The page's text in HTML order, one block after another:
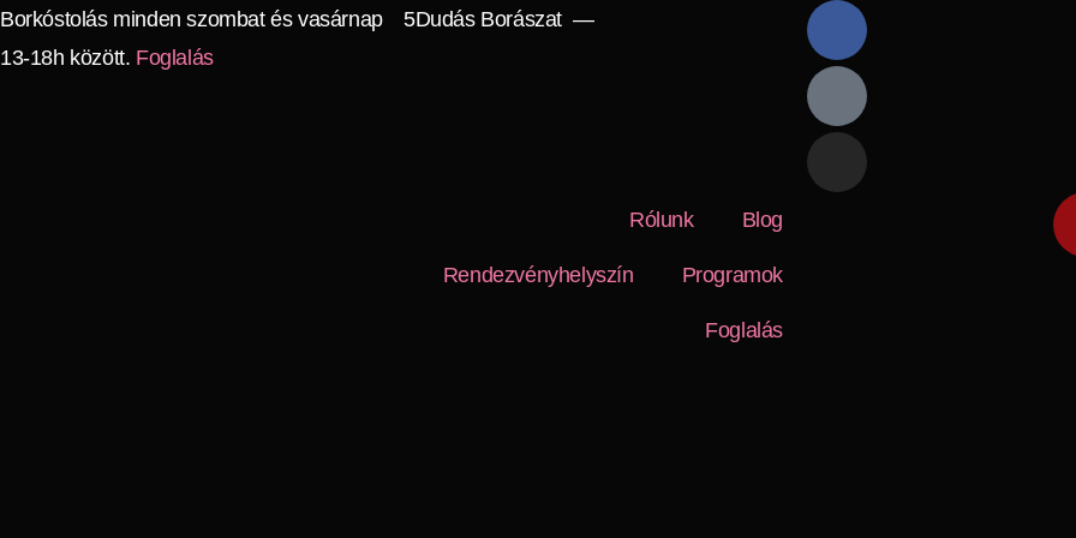
Borkóstolás minden szombat és vasárnap
13-18h között. Foglalás
5Dudás Borászat —
Rólunk Blog
Rendezvényhelyszín Programok
Foglalás